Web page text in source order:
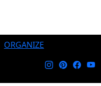
ORGANIZE